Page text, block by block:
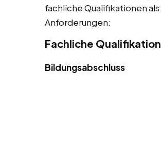
fachliche Qualifikationen
Anforderungen:
Fachliche
Bildungsabschluss